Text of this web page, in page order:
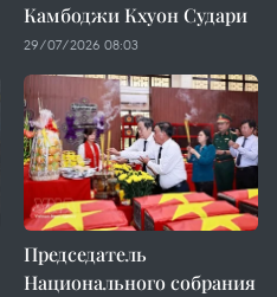
Камбоджи Кхуон Судари
29/07/2026 08:03
Председатель
Национального собрания